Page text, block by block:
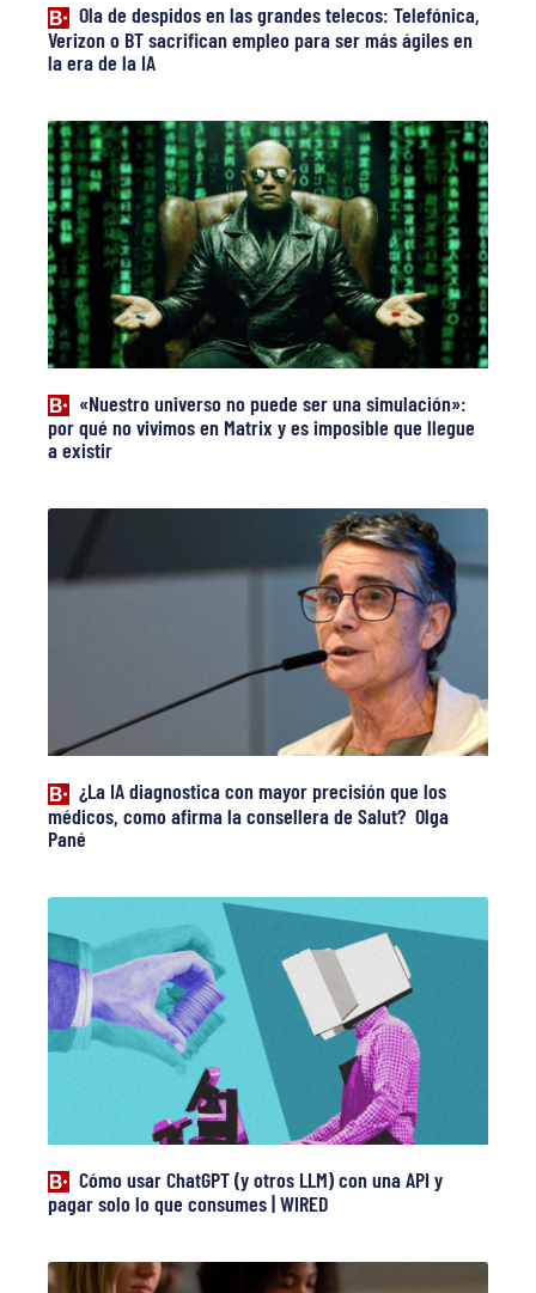
Ola de despidos en las grandes telecos: Telefónica,
Verizon o BT sacrifican empleo para ser más ágiles en
la era de la IA
«Nuestro universo no puede ser una simulación»:
por qué no vivimos en Matrix y es imposible que llegue
a existir
¿La IA diagnostica con mayor precisión que los
médicos, como afirma la consellera de Salut? Olga
Pané
Cómo usar ChatGPT (y otros LLM) con una API y
pagar solo lo que consumes | WIRED